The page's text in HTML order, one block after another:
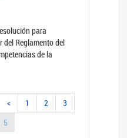
para
Reglamento del
de la
< 1 2
3
5